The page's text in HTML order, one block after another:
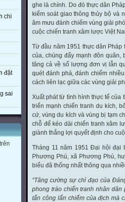
chi
đặt
sai
ghe là chính. Do đó thực dân
kiểm soát giao thông thủy bộ và
âm mưu đánh chiếm vùng giải
cuộc chiến tranh xâm lược Việt
Từ đầu năm 1951 thực dân
của, chúng đẩy mạnh đôn
tăng cả về số lượng đơn vị lẫn
quét đánh phá, đánh chiếm
cách liên lạc giữa các vùng giải
Xuất phát từ tình hình thực tế của
triển mạnh chiến tranh du kích,
cứ, vùng du kích và vùng bị tạm
chỗ để kéo dài chiến tranh xâm
giành thắng lợi quyết định cho
Tháng 11 năm 1951 Đại hội đại
Phương Phú, xã Phương Phú,
biểu đã thống nhất thông qua
“Tăng cường sự chỉ đạo của
phong trào chiến tranh nhân
tấn công lấn chiếm của địch mà